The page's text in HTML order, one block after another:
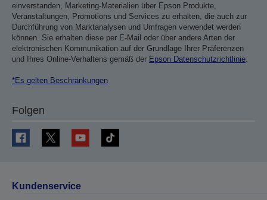
einverstanden, Marketing-Materialien über Epson Produkte,
Veranstaltungen, Promotions und Services zu erhalten, die auch zur
Durchführung von Marktanalysen und Umfragen verwendet werden
können. Sie erhalten diese per E-Mail oder über andere Arten der
elektronischen Kommunikation auf der Grundlage Ihrer Präferenzen
und Ihres Online-Verhaltens gemäß der Epson Datenschutzrichtlinie
*Es gelten Beschränkungen
Folgen
Kundenservice